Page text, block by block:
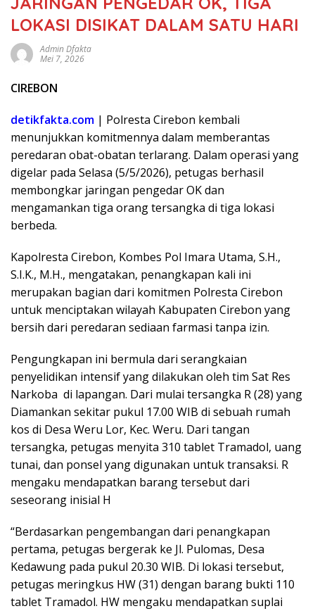
LOKASI DISIKAT DALAM SATU HARI
Admin Dfakta
Mei 7, 2026
CIREBON
detikfakta.com | Polresta Cirebon kembali
menunjukkan komitmennya dalam memberantas
peredaran obat-obatan terlarang. Dalam operasi yang
digelar pada Selasa (5/5/2026), petugas berhasil
membongkar jaringan pengedar OK dan
mengamankan tiga orang tersangka di tiga lokasi
berbeda.
Kapolresta Cirebon, Kombes Pol Imara Utama, S.H.,
S.I.K., M.H., mengatakan, penangkapan kali ini
merupakan bagian dari komitmen Polresta Cirebon
untuk menciptakan wilayah Kabupaten Cirebon yang
bersih dari peredaran sediaan farmasi tanpa izin.
Pengungkapan ini bermula dari serangkaian
penyelidikan intensif yang dilakukan oleh tim Sat Res
Narkoba di lapangan. Dari mulai tersangka R (28) yang
Diamankan sekitar pukul 17.00 WIB di sebuah rumah
kos di Desa Weru Lor, Kec. Weru. Dari tangan
tersangka, petugas menyita 310 tablet Tramadol, uang
tunai, dan ponsel yang digunakan untuk transaksi. R
mengaku mendapatkan barang tersebut dari
seseorang inisial H
“Berdasarkan pengembangan dari penangkapan
pertama, petugas bergerak ke Jl. Pulomas, Desa
Kedawung pada pukul 20.30 WIB. Di lokasi tersebut,
petugas meringkus HW (31) dengan barang bukti 110
tablet Tramadol. HW mengaku mendapatkan suplai